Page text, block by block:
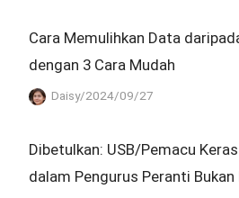
Cara Memulihkan Data
dengan 3 Cara Mudah
Daisy/2024/09/27
Dibetulkan: USB/Pemacu
dalam Pengurus Peranti Bukan